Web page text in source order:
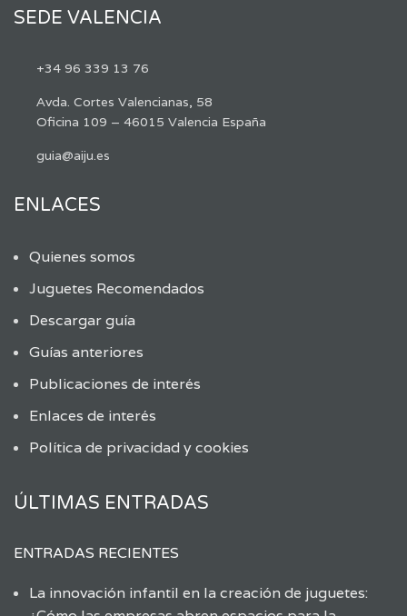
SEDE VALENCIA
+34 96 339 13 76
Avda. Cortes Valencianas, 58
Oficina 109 – 46015 Valencia España
guia@aiju.es
ENLACES
Quienes somos
Juguetes Recomendados
Descargar guía
Guías anteriores
Publicaciones de interés
Enlaces de interés
Política de privacidad y cookies
ÚLTIMAS ENTRADAS
ENTRADAS RECIENTES
La innovación infantil en la creación de juguetes: